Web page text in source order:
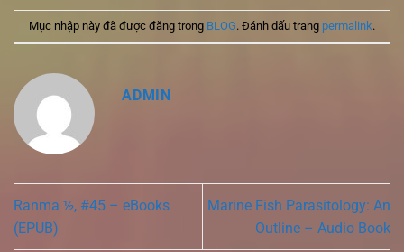
Mục nhập này đã được đăng trong BLOG. Đánh dấu trang permalink.
ADMIN
Ranma ½, #45 – eBooks
(EPUB)
Marine Fish Parasitology: An
Outline – Audio Book